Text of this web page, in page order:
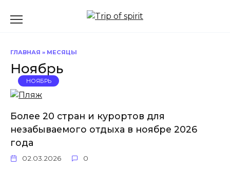
ГЛАВНАЯ » МЕСЯЦЫ
Ноябрь
НОЯБРЬ
Более 20 стран и курортов для
незабываемого отдыха в ноябре 2026
года
02.03.2026 0